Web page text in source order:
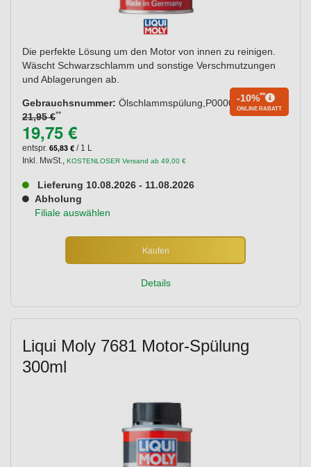
Die perfekte Lösung um den Motor von innen zu reinigen.
Wäscht Schwarzschlamm und sonstige Verschmutzungen
und Ablagerungen ab.
Gebrauchsnummer: Ölschlammspülung,P000020
21,95 €**
-10%**
ONLINE RABATT
19,75 €
entspr. 65,83 € / 1 L
Inkl. MwSt., KOSTENLOSER Versand ab 49,00 €
Lieferung 10.08.2026 - 11.08.2026
Abholung
Filiale auswählen
Kaufen
Details
Liqui Moly 7681 Motor-Spülung
300ml